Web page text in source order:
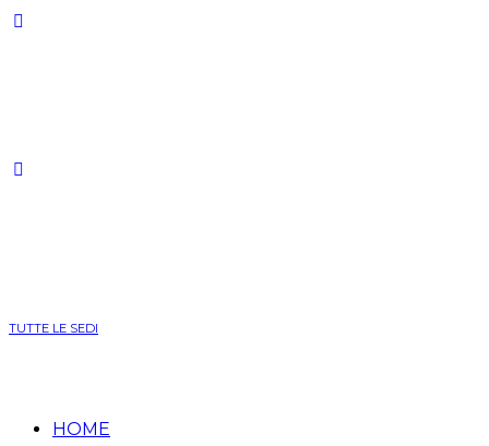
TUTTE LE SEDI
HOME